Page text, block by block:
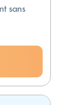
sans